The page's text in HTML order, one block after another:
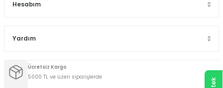
Hesabım
Yardım
Ücretsiz Kargo
5000 TL ve üzeri siparişlerde